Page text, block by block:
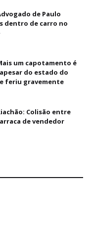
de Paulo
dentro de carro no
um capotamento é
do estado do
feriu gravemente
Colisão entre
de vendedor